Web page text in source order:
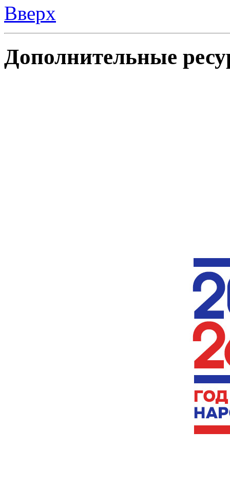
Вверх
Дополнительные